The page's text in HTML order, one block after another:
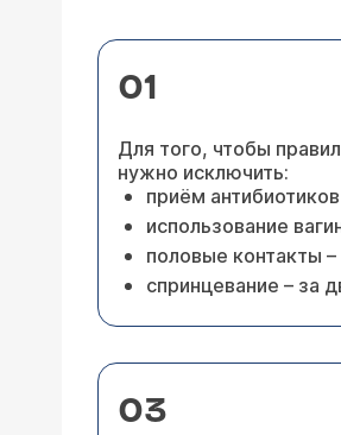
01
Для того, чтобы
нужно исключить:
приём
использование
половые контакты –
спринцевание – за
03